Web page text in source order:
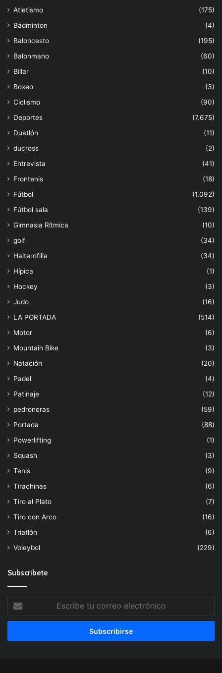
Atletismo
(175)
Bádminton
(4)
Baloncesto
(195)
Balonmano
(60)
Billar
(10)
Boxeo
(3)
Ciclismo
(90)
Deportes
(7.675)
Duatlón
(11)
ducross
(2)
Entrevista
(41)
Frontenis
(18)
Fútbol
(1.092)
Fútbol sala
(139)
Gimnasia Rítmica
(10)
golf
(34)
Halterofilia
(34)
Hípica
(1)
Hockey
(3)
Judo
(16)
LA PORTADA
(514)
Motor
(6)
Mountain Bike
(3)
Natación
(20)
Padel
(4)
Patinaje
(12)
pedroneras
(59)
Portada
(88)
Powerlifting
(1)
Squash
(3)
Tenis
(9)
Tirachinas
(6)
Tiro al Plato
(7)
Tiro con Arco
(16)
Triatlón
(6)
Voleybol
(229)
Subscribete
tu
correo